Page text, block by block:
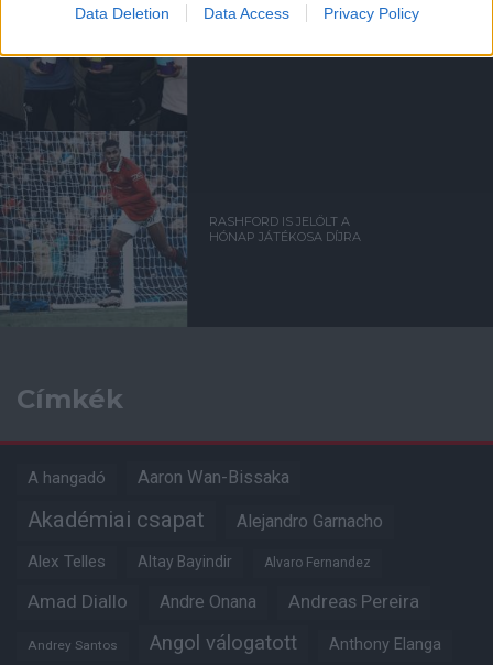
Data Deletion Data Access Privacy Policy
UNITED MESTERHÁRMAS A
RASHFORD IS JELÖLT A
HÓNAP JÁTÉKOSA DÍJRA
Címkék
A hangadó Aaron Wan-Bissaka
Akadémiai csapat Alejandro Garnacho
Alex Telles Altay Bayindir Alvaro Fernandez
Amad Diallo Andre Onana Andreas Pereira
Andrey Santos Angol válogatott Anthony Elanga